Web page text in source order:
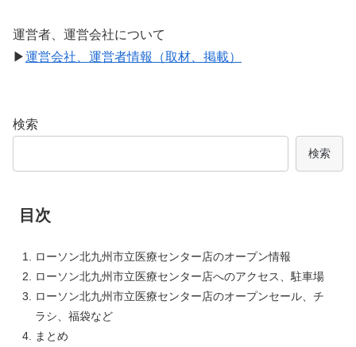
運営者、運営会社について
▶運営会社、運営者情報（取材、掲載）
検索
検索
目次
ローソン北九州市立医療センター店のオープン情報
ローソン北九州市立医療センター店へのアクセス、駐車場
ローソン北九州市立医療センター店のオープンセール、チ
ラシ、福袋など
まとめ